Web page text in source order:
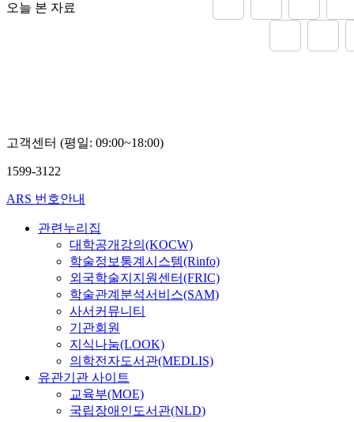
오늘 본 자료
고객센터 (평일: 09:00~18:00)
1599-3122
ARS 번호안내
관련누리집
대학공개강의(KOCW)
학술정보통계시스템(Rinfo)
외국학술지지원센터(FRIC)
학술관계분석서비스(SAM)
사서커뮤니티
기관회원
지식나눔(LOOK)
의학전자도서관(MEDLIS)
유관기관 사이트
교육부(MOE)
국립장애인도서관(NLD)